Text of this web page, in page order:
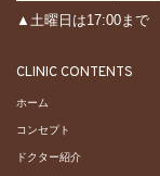
▲土曜日は17:00まで
CLINIC CONTENTS
ホーム
コンセプト
ドクター紹介